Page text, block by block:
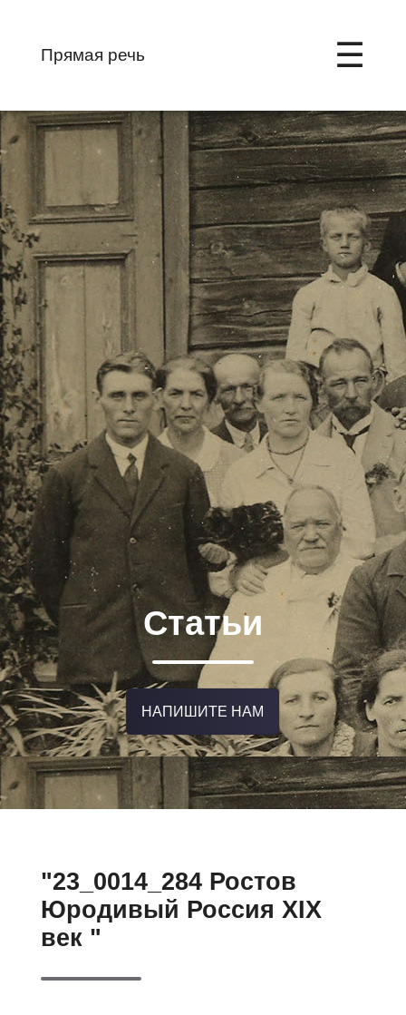
Прямая речь ☰
Статьи
НАПИШИТЕ НАМ
"23_0014_284 Ростов
Юродивый Россия XIX
век "